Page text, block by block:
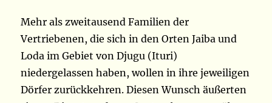
Mehr als zweitausend Familien der
Vertriebenen, die sich in den Orten Jaiba und
Loda im Gebiet von Djugu (Ituri)
niedergelassen haben, wollen in ihre jeweiligen
Dörfer zurückkehren. Diesen Wunsch äußerten